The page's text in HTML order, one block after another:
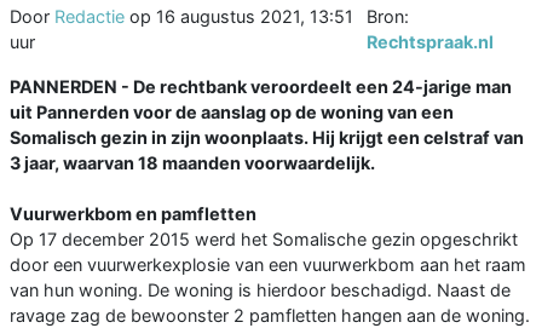
Door Redactie op 16 augustus 2021, 13:51
uur
Bron:
Rechtspraak.nl
PANNERDEN - De rechtbank veroordeelt een 24-jarige man
uit Pannerden voor de aanslag op de woning van een
Somalisch gezin in zijn woonplaats. Hij krijgt een celstraf van
3 jaar, waarvan 18 maanden voorwaardelijk.
Vuurwerkbom en pamfletten
Op 17 december 2015 werd het Somalische gezin opgeschrikt
door een vuurwerkexplosie van een vuurwerkbom aan het raam
van hun woning. De woning is hierdoor beschadigd. Naast de
ravage zag de bewoonster 2 pamfletten hangen aan de woning.